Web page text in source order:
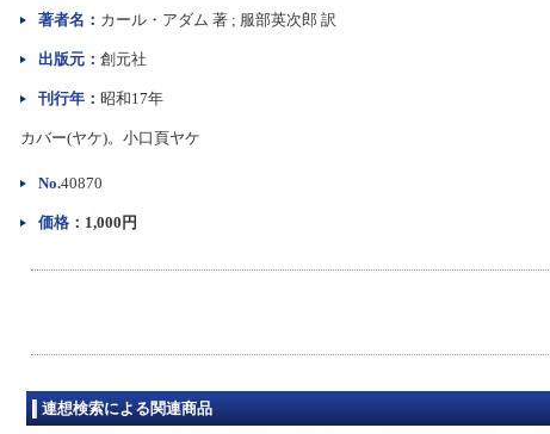
本
著者名： カール・アダム 著 ; 服部英次郎 訳
出版元： 創元社
刊行年： 昭和17年
カバー(ヤケ)。小口頁ヤケ
No.40870
価格： 1,000円
連想検索による関連商品